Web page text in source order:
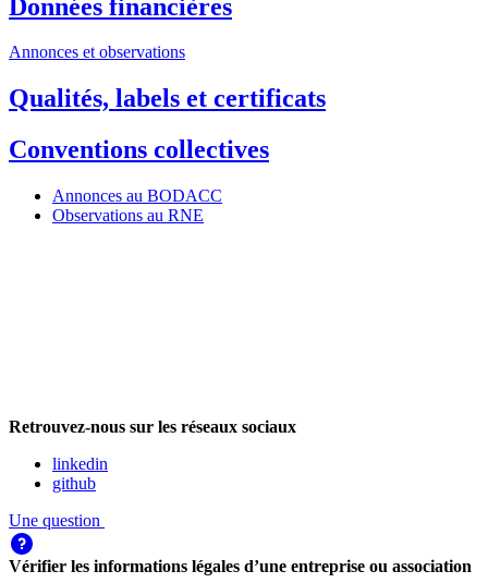
Données financières
Annonces et observations
Qualités, labels et certificats
Conventions collectives
Annonces au BODACC
Observations au RNE
Retrouvez-nous sur les réseaux sociaux
linkedin
github
Une question
Vérifier les informations légales d’une entreprise ou association